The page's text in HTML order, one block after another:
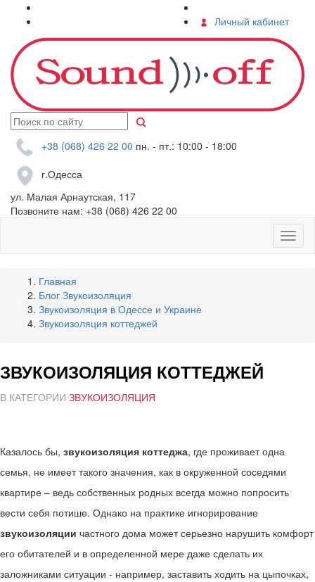
Личный кабинет
+38 (068) 426 22 00 пн. - пт.: 10:00 - 18:00
г.Одесса
ул. Малая Арнаутская, 117
Позвоните нам: +38 (068) 426 22 00
Главная
Блог Звукоизоляция
Звукоизоляция в Одессе и Украине
Звукоизоляция коттеджей
ЗВУКОИЗОЛЯЦИЯ КОТТЕДЖЕЙ
В КАТЕГОРИИ ЗВУКОИЗОЛЯЦИЯ
Казалось бы, звукоизоляция коттеджа, где проживает одна
семья, не имеет такого значения, как в окруженной соседями
квартире – ведь собственных родных всегда можно попросить
вести себя потише. Однако на практике игнорирование
звукоизоляции частного дома может серьезно нарушить комфорт
его обитателей и в определенной мере даже сделать их
заложниками ситуации - например, заставить ходить на цыпочках,